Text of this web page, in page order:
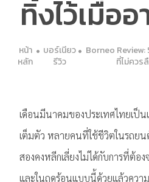
ทิ้งไว้เมื่อ
หน้า
หลัก
บอร์เนียว
รีวิว
Borneo
ที่ไม่ควร
เดือนมีนาคมของประเทศไทยเป็น
เต็มตัว หลายคนที่ใช้ชีวิตในรถย
สองคงหลีกเลี่ยงไม่ได้กับการที่ต้อ
และในฤดูร้อนแบบนี้ด้วยแล้วคว